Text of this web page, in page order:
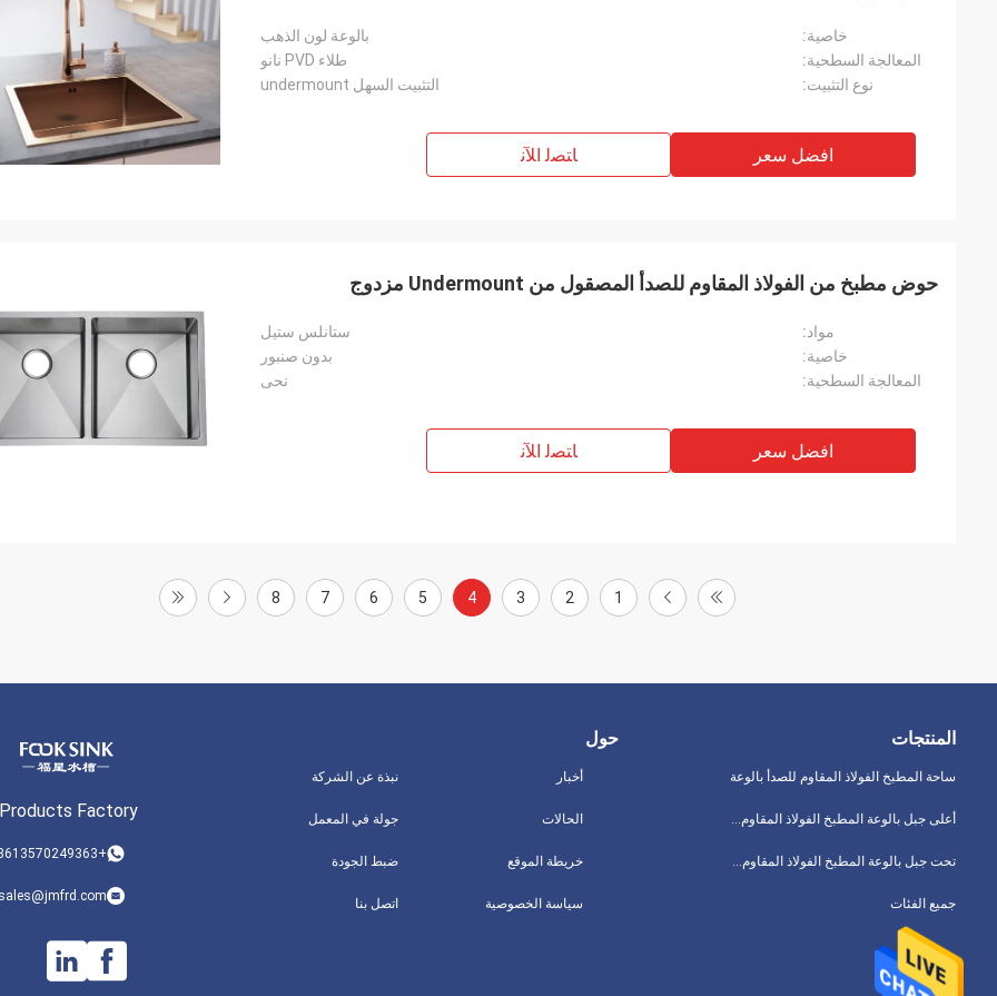
خاصية:
بالوعة لون الذهب
المعالجة السطحية:
طلاء PVD نانو
نوع التثبيت:
التثبيت السهل undermount
افضل سعر ﺎﺘﺼﻟ ﺍﻶﻧ
حوض مطبخ من الفولاذ المقاوم للصدأ المصقول من Undermount مزدوج
مواد:
ستانلس ستيل
خاصية:
بدون صنبور
المعالجة السطحية:
نحى
افضل سعر ﺎﺘﺼﻟ ﺍﻶﻧ
1
2
3
4
5
6
7
8
Factory
+008613570249363
حول
نبذة عن الشركة
جولة في المعمل
ضبط الجودة
اتصل بنا
أخبار
الحالات
خريطة الموقع
سياسة الخصوصية
المنتجات
ساحة المطبخ الفولاذ المقاوم للصدأ بالوعة
أعلى جبل بالوعة المطبخ الفولاذ المقاوم للصدأ
تحت جبل بالوعة المطبخ الفولاذ المقاوم للصدأ
جميع الفئات